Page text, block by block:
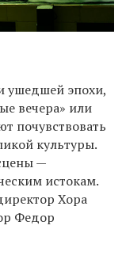
ушедшей эпохи,
вечера» или
почувствовать
культуры.
—
истокам.
Хора
Федор